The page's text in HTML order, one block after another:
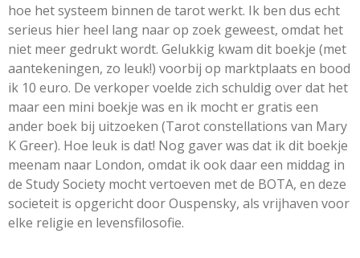
hoe het systeem binnen de tarot werkt. Ik ben dus echt
serieus hier heel lang naar op zoek geweest, omdat het
niet meer gedrukt wordt. Gelukkig kwam dit boekje (met
aantekeningen, zo leuk!) voorbij op marktplaats en bood
ik 10 euro. De verkoper voelde zich schuldig over dat het
maar een mini boekje was en ik mocht er gratis een
ander boek bij uitzoeken (Tarot constellations van Mary
K Greer). Hoe leuk is dat! Nog gaver was dat ik dit boekje
meenam naar London, omdat ik ook daar een middag in
de Study Society mocht vertoeven met de BOTA, en deze
societeit is opgericht door Ouspensky, als vrijhaven voor
elke religie en levensfilosofie.